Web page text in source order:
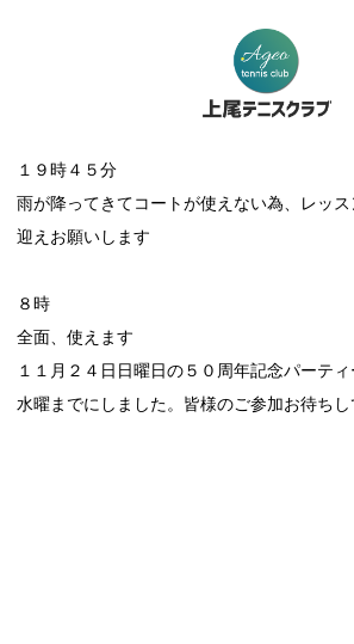
１９時４５分
雨が降ってきてコートが使えない為、レッ
迎えお願いします
８時
全面、使えます
１１月２４日日曜日の５０周年記念パーテ
水曜までにしました。皆様のご参加お待ちし